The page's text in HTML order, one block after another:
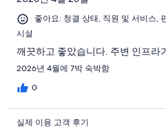
좋아요: 청결 상태, 직원 및 서비스,
시설
깨끗하고 좋았습니다. 주변 인프라
2026년 4월에 7박 숙박함
0
실제 이용 고객 후기